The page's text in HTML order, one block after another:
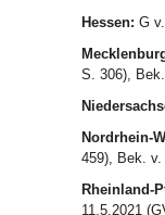
Hessen: G
S. 306),
Nordrhein-
459), Bek. v.
Rheinland-
11.5.2021